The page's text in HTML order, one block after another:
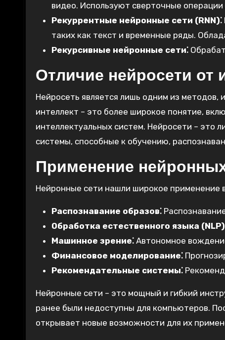
видео. Используют сверточные
Рекуррентные нейронные сети (RNN)⁚
таких как текст и временные ряды.
Рекурсивные нейронные сети⁚
Отличие нейросети от
Нейросеть является лишь одним из методов,
интеллект – это более широкое понятие,
интеллектуальных систем. Нейросети – это
системы, способные к обучению,
Применение
Нейронные сети нашли широкое применение
Распознавание образов⁚
Обработка естественного языка
Машинное зрение⁚ Автономное
Финансовое моделирование⁚
Рекомендательные системы⁚
Нейронные сети – это мощный и гибкий
ранее были недоступны для компьютеров.
открывает новые возможности для их